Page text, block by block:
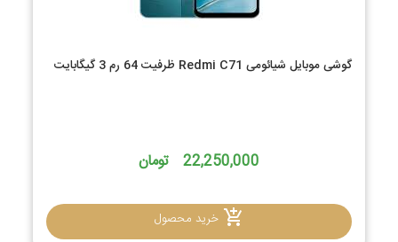
گوشی موبایل شیائومی Redmi C71 ظرفیت 64 رم 3 گیگابایت
22,250,000 تومان
خرید محصول